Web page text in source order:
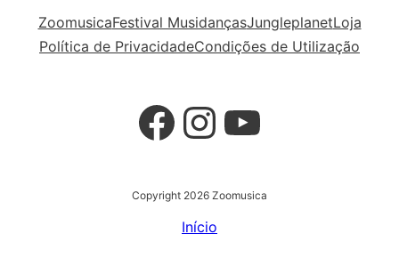
ZoomusicaFestival MusidançasJungleplanetLoja
Política de PrivacidadeCondições de Utilização
Facebook
Instagram
YouTube
Copyright 2026 Zoomusica
Início